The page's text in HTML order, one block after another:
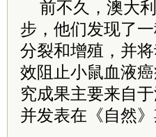
前不久，澳大
步，他们发现了
分裂和增殖，并
效阻止小鼠血液
究成果主要来自
并发表在《自然》